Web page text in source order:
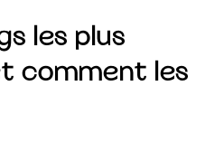
les plus
comment les